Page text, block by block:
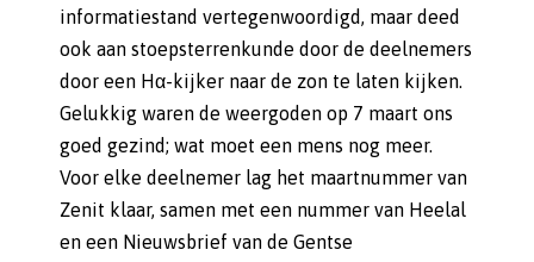
informatiestand vertegenwoordigd, maar deed
ook aan stoepsterrenkunde door de deelnemers
door een Hα-kijker naar de zon te laten kijken.
Gelukkig waren de weergoden op 7 maart ons
goed gezind; wat moet een mens nog meer.
Voor elke deelnemer lag het maartnummer van
Zenit klaar, samen met een nummer van Heelal
en een Nieuwsbrief van de Gentse